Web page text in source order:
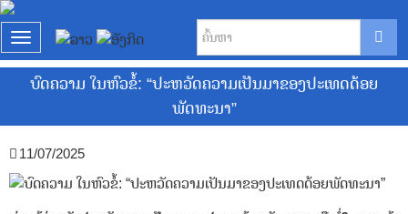
T
o
l
e
n
a
ບົດຄວາມ ໃນຫົວຂໍ້: “ປະຫວັດຄວາມເປັນມາຂອງປະເທດດ້ອຍ
ພັດທະນາ”
11/07/2025